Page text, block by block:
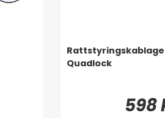
Quadlock
598